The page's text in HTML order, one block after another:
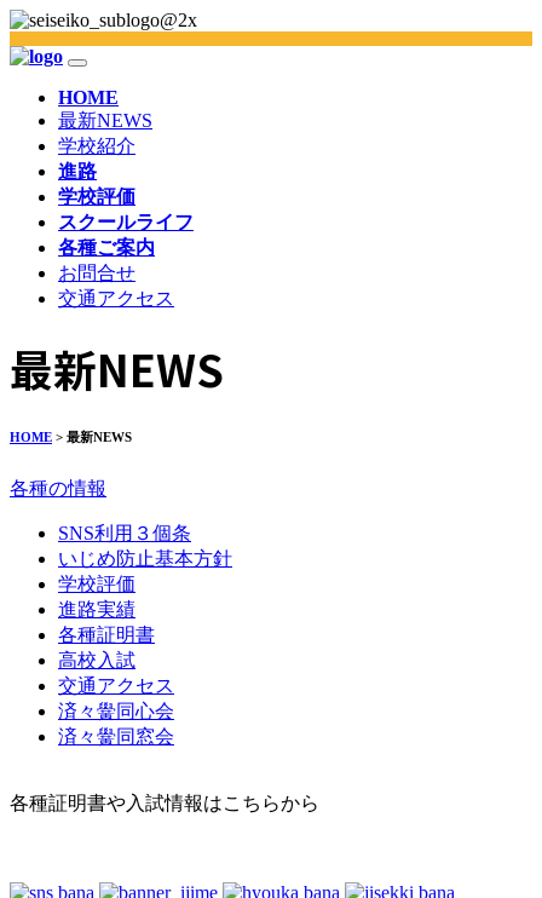
HOME
最新NEWS
学校紹介
進路
学校評価
スクールライフ
各種ご案内
お問合せ
交通アクセス
最新NEWS
HOME > 最新NEWS
各種の情報
SNS利用３個条
いじめ防止基本方針
学校評価
進路実績
各種証明書
高校入試
交通アクセス
済々黌同心会
済々黌同窓会
各種証明書や入試情報はこちらから